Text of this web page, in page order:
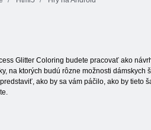
Glitter Coloring budete pracovať ako
na ktorých budú rôzne možnosti
ako by sa vám páčilo, ako by tieto